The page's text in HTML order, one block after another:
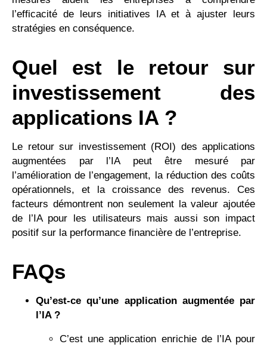
l’efficacité de leurs initiatives IA et à ajuster leurs
stratégies en conséquence.
Quel est le retour sur
investissement des
applications IA ?
Le retour sur investissement (ROI) des applications
augmentées par l’IA peut être mesuré par
l’amélioration de l’engagement, la réduction des coûts
opérationnels, et la croissance des revenus. Ces
facteurs démontrent non seulement la valeur ajoutée
de l’IA pour les utilisateurs mais aussi son impact
positif sur la performance financière de l’entreprise.
FAQs
Qu’est-ce qu’une application augmentée par
l’IA ?
C’est une application enrichie de l’IA pour